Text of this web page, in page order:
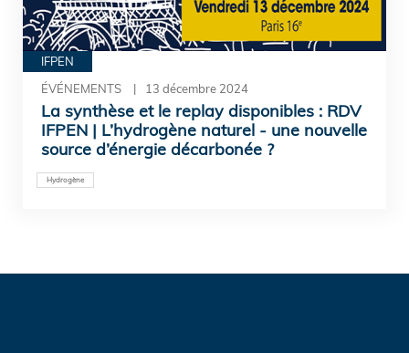
IFPEN
ÉVÉNEMENTS
13 décembre 2024
La synthèse et le replay disponibles : RDV
IFPEN | L’hydrogène naturel - une nouvelle
source d’énergie décarbonée ?
Hydrogène